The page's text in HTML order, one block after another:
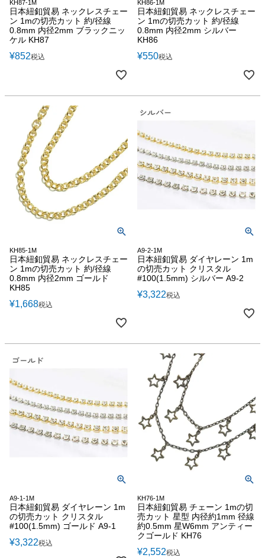
KH87-1M
日本紐釦貿易 ネックレスチェー
ン 1mの切売カット 約/径線
0.8mm 内径2mm ブラックニッ
ケル KH87
¥852税込
KH86-1M
日本紐釦貿易 ネックレスチェー
ン 1mの切売カット 約/径線
0.8mm 内径2mm シルバー
KH86
¥550税込
KH85-1M
日本紐釦貿易 ネックレスチェー
ン 1mの切売カット 約/径線
0.8mm 内径2mm ゴールド
KH85
¥1,668税込
A9-2-1M
日本紐釦貿易 ダイヤレーン 1m
の切売カット クリスタル
#100(1.5mm) シルバー A9-2
¥3,322税込
A9-1-1M
日本紐釦貿易 ダイヤレーン 1m
の切売カット クリスタル
#100(1.5mm) ゴールド A9-1
¥3,322税込
KH76-1M
日本紐釦貿易 チェーン 1mの切
売カット 星型 内径約1mm 径線
約0.5mm 星W6mm アンティー
クゴールド KH76
¥2,552税込